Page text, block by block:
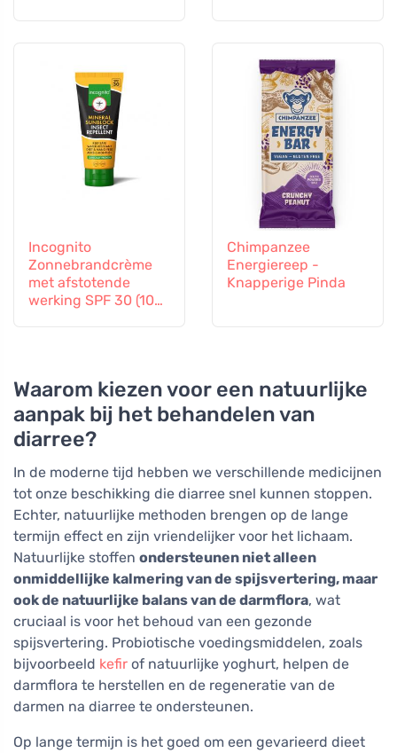
Incognito
Zonnebrandcrème
met afstotende
werking SPF 30 (100
Chimpanzee
Energiereep -
Knapperige Pinda
Waarom kiezen voor een natuurlijke
aanpak bij het behandelen van
diarree?
In de moderne tijd hebben we verschillende medicijnen
tot onze beschikking die diarree snel kunnen stoppen.
Echter, natuurlijke methoden brengen op de lange
termijn effect en zijn vriendelijker voor het lichaam.
Natuurlijke stoffen ondersteunen niet alleen
onmiddellijke kalmering van de spijsvertering, maar
ook de natuurlijke balans van de darmflora, wat
cruciaal is voor het behoud van een gezonde
spijsvertering. Probiotische voedingsmiddelen, zoals
bijvoorbeeld kefir of natuurlijke yoghurt, helpen de
darmflora te herstellen en de regeneratie van de
darmen na diarree te ondersteunen.
Op lange termijn is het goed om een gevarieerd dieet